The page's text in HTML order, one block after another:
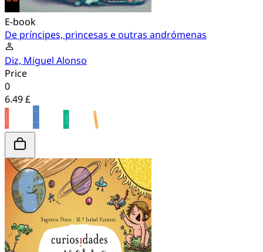
E-book
De príncipes, princesas e outras andrómenas
Diz, Miguel Alonso
Price
0
6.49 £